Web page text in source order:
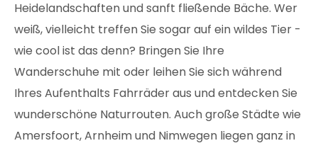
Heidelandschaften und sanft fließende Bäche. Wer
weiß, vielleicht treffen Sie sogar auf ein wildes Tier -
wie cool ist das denn? Bringen Sie Ihre
Wanderschuhe mit oder leihen Sie sich während
Ihres Aufenthalts Fahrräder aus und entdecken Sie
wunderschöne Naturrouten. Auch große Städte wie
Amersfoort, Arnheim und Nimwegen liegen ganz in